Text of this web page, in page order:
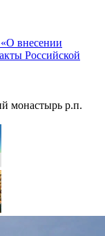
внесении
Российской
монастырь р.п.